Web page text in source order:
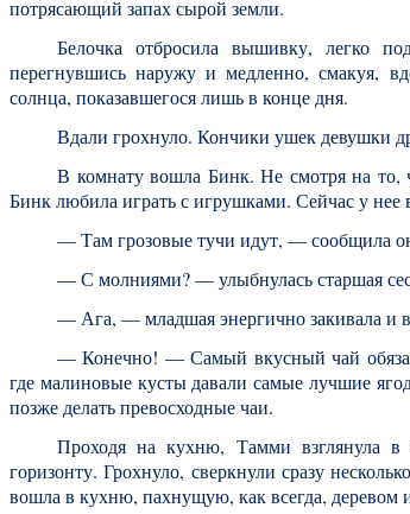
потрясающий запах сырой земли.
Белочка отбросила вышивку, легко
перегнувшись наружу и медленно, смакуя,
солнца, показавшегося лишь в конце дня.
Вдали грохнуло. Кончики ушек девушки
В комнату вошла Бинк. Не смотря на то,
Бинк любила играть с игрушками. Сейчас у нее
— Там грозовые тучи идут, — сообщила
— С молниями? — улыбнулась старшая
— Ага, — младшая энергично закивала и
— Конечно! — Самый вкусный чай
где малиновые кусты давали самые лучшие
позже делать превосходные чаи.
Проходя на кухню, Тамми взглянула в
горизонту. Грохнуло, сверкнули сразу
вошла в кухню, пахнущую, как всегда, деревом